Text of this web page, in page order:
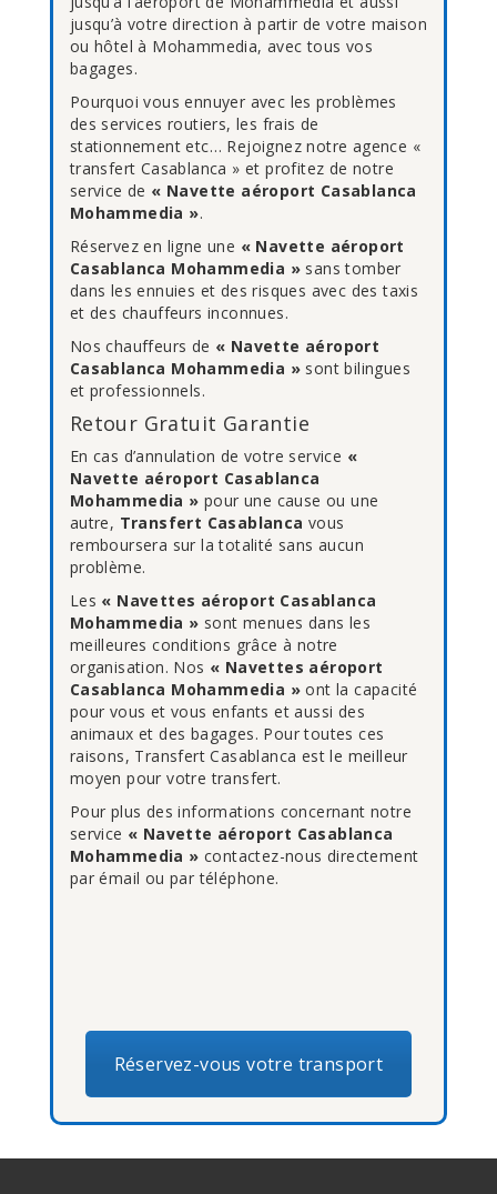
jusqu’à votre direction à partir de votre maison
ou hôtel à Mohammedia, avec tous vos
bagages.
Pourquoi vous ennuyer avec les problèmes
des services routiers, les frais de
stationnement etc… Rejoignez notre agence «
transfert Casablanca » et profitez de notre
service de « Navette aéroport Casablanca
Mohammedia ».
Réservez en ligne une « Navette aéroport
Casablanca Mohammedia » sans tomber
dans les ennuies et des risques avec des taxis
et des chauffeurs inconnues.
Nos chauffeurs de « Navette aéroport
Casablanca Mohammedia » sont bilingues
et professionnels.
Retour Gratuit Garantie
En cas d’annulation de votre service «
Navette aéroport Casablanca
Mohammedia » pour une cause ou une
autre, Transfert Casablanca vous
remboursera sur la totalité sans aucun
problème.
Les « Navettes aéroport Casablanca
Mohammedia » sont menues dans les
meilleures conditions grâce à notre
organisation. Nos « Navettes aéroport
Casablanca Mohammedia » ont la capacité
pour vous et vous enfants et aussi des
animaux et des bagages. Pour toutes ces
raisons, Transfert Casablanca est le meilleur
moyen pour votre transfert.
Pour plus des informations concernant notre
service « Navette aéroport Casablanca
Mohammedia » contactez-nous directement
par émail ou par téléphone.
Réservez-vous votre transport